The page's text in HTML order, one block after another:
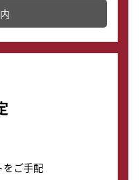
てお得に新しい時計
をご手配